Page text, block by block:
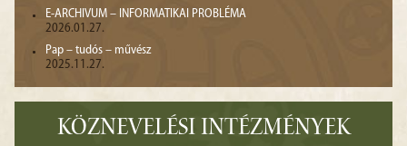
E-ARCHIVUM – INFORMATIKAI PROBLÉMA
2026.01.27.
Pap – tudós – művész
2025.11.27.
KÖZNEVELÉSI INTÉZMÉNYEK